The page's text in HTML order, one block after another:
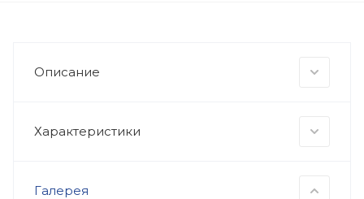
Описание
Характеристики
Галерея